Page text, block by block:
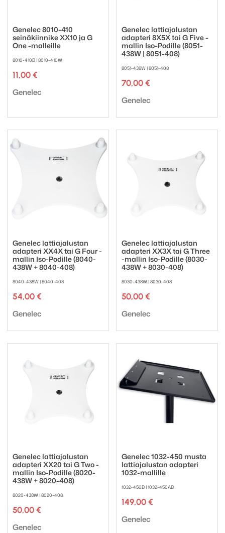
Genelec 8010-410
seinäkiinnike XX10 ja G
One -malleille
8010-410B | 8010-410W
11,00 €
Tuotemerkki:
Genelec
Genelec lattiajalustan
adapteri 8X5X tai G Five -
mallin Iso-Podille (8051-
438W | 8051-408)
8051-438W | 8051-408
70,00 €
Tuotemerkki:
Genelec
Genelec lattiajalustan
adapteri XX4X tai G Four -
mallin Iso-Podille (8040-
438W + 8040-408)
8040-438W | 8040-408
54,00 €
Tuotemerkki:
Genelec
Genelec lattiajalustan
adapteri XX3X tai G Three
-mallin Iso-Podille (8030-
438W + 8030-408)
8030-438W | 8030-408
50,00 €
Tuotemerkki:
Genelec
Genelec lattiajalustan
adapteri XX20 tai G Two -
mallin Iso-Podille (8020-
438W + 8020-408)
8020-438W | 8020-408
50,00 €
Tuotemerkki:
Genelec
Genelec 1032-450 musta
lattiajalustan adapteri
1032-mallille
1032-450B | 1032-450AB
149,00 €
Tuotemerkki:
Genelec